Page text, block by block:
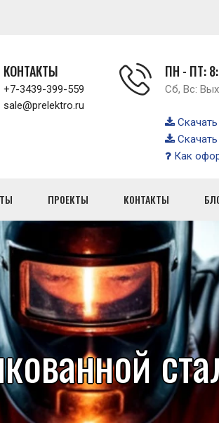
КОНТАКТЫ
+7-3439-399-559
sale@prelektro.ru
ПН - ПТ:
Сб, Вс:
Скачать
Как
ПРОЕКТЫ КОНТАКТЫ